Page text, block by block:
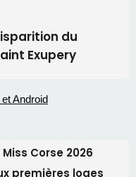
au stade de San
tournoi du